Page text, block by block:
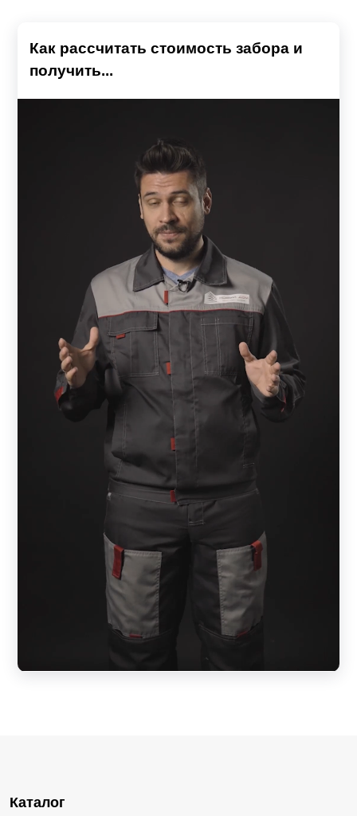
Как рассчитать стоимость забора и
получить...
Каталог